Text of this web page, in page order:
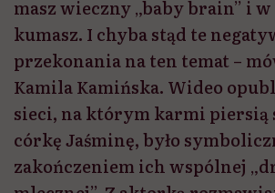
masz wieczny „baby brain” i
kumasz. I chyba stąd te
przekonania na ten temat –
Kamila Kamińska. Wideo
sieci, na którym karmi piersią
córkę Jaśminę, było
zakończeniem ich wspólnej